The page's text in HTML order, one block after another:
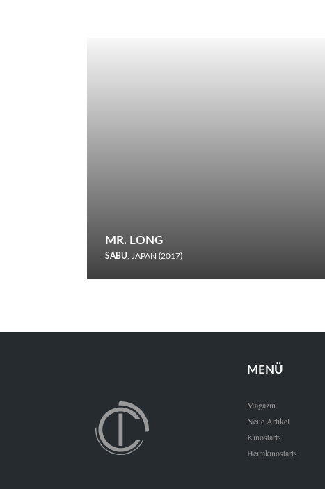
MR. LONG
SABU, JAPAN (2017)
den Wettbewerb.
MENÜ
Magazin
Neue Artikel
Kinostarts
Heimkinostarts